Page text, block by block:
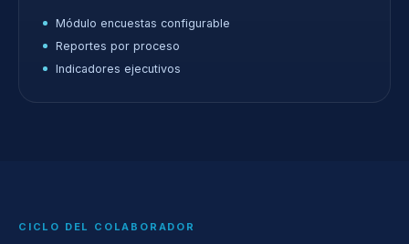
Módulo encuestas configurable
Reportes por proceso
Indicadores ejecutivos
CICLO DEL COLABORADOR